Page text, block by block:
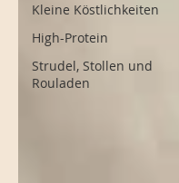
Kleine Köstlichkeiten
High-Protein
Strudel, Stollen und
Rouladen